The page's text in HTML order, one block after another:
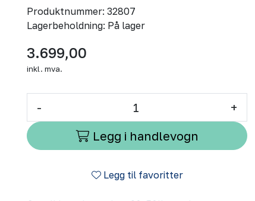
Produktnummer: 32807
Lagerbeholdning: På lager
3.699,00
inkl. mva.
-
+
Legg i handlevogn
Legg til favoritter